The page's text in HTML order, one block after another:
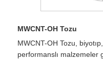
MWCNT-OH Tozu
MWCNT-OH Tozu,
performanslı malzemeler